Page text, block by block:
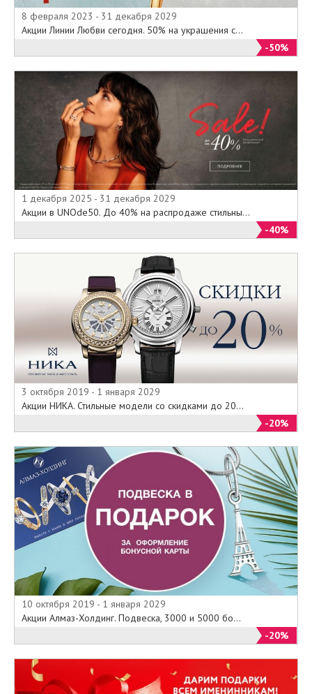
8 февраля 2023 - 31 декабря 2029
Акции Линии Любви сегодня. 50% на украшения с...
-50%
1 декабря 2025 - 31 декабря 2029
Акции в UNOde50. До 40% на распродаже стильны...
-40%
3 октября 2019 - 1 января 2029
Акции НИКА. Стильные модели со скидками до 20...
-20%
10 октября 2019 - 1 января 2029
Акции Алмаз-Холдинг. Подвеска, 3000 и 5000 бо...
-20%